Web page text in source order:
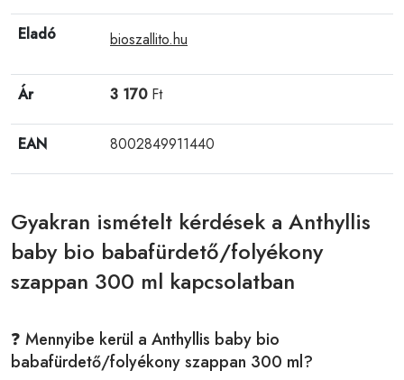
Eladó bioszallito.hu
Ár 3 170Ft
EAN 8002849911440
Gyakran ismételt kérdések a Anthyllis
baby bio babafürdető/folyékony
szappan 300 ml kapcsolatban
❓ Mennyibe kerül a Anthyllis baby bio
babafürdető/folyékony szappan 300 ml?